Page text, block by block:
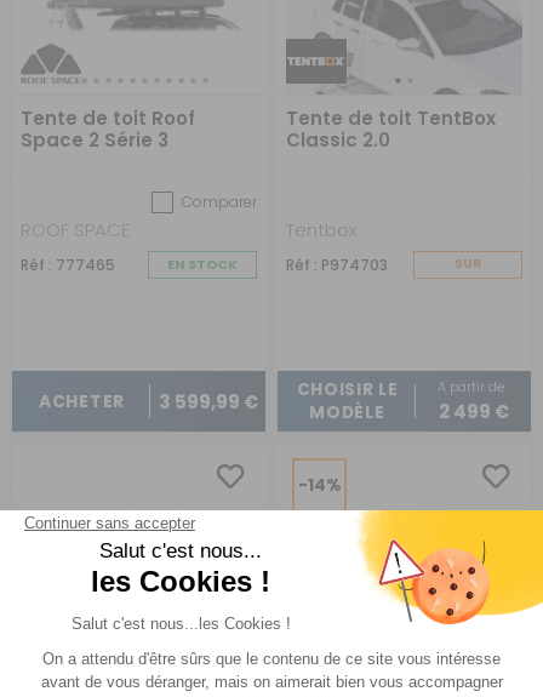
Tente de toit Roof
Space 2 Série 3
Comparer
ROOF SPACE
Réf : 777465 EN STOCK
ACHETER 3 599,99 €
Tente de toit TentBox
Classic 2.0
Tentbox
Réf : P974703
SUR
CHOISIR LE
MODÈLE
A partir de :
2 499 €
-14%